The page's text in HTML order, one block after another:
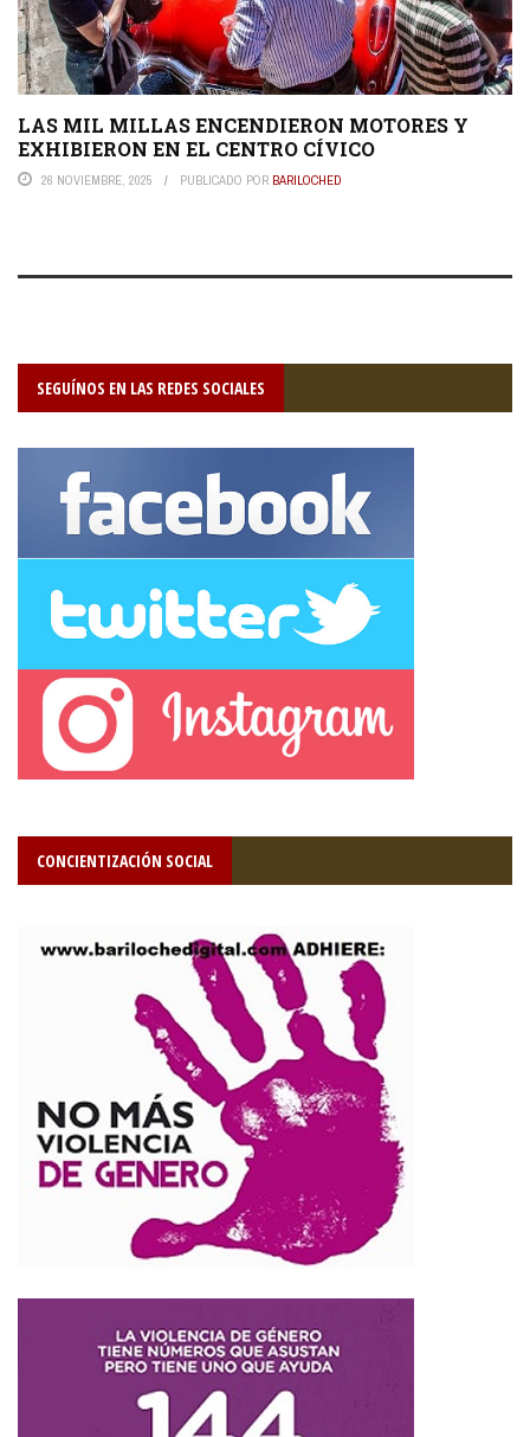
LAS MIL MILLAS ENCENDIERON MOTORES Y
EXHIBIERON EN EL CENTRO CÍVICO
26 NOVIEMBRE, 2025 PUBLICADO POR BARILOCHED
SEGUÍNOS EN LAS REDES SOCIALES
CONCIENTIZACIÓN SOCIAL